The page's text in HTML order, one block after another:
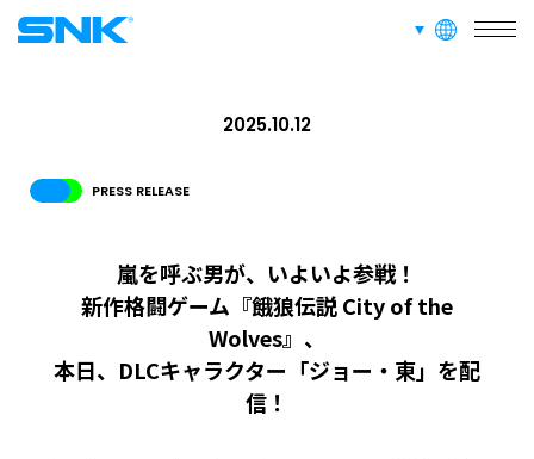
言語切り替え
PRESS RELEASE
2025.10.12
嵐を呼ぶ男が、いよいよ参戦！
新作格闘ゲーム『餓狼伝説 City of the
Wolves』、
本日、DLCキャラクター「ジョー・東」を配
信！